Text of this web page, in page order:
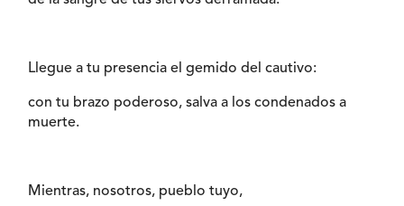
Llegue a tu presencia el gemido del cautivo:
con tu brazo poderoso, salva a los condenados a
muerte.
Mientras, nosotros, pueblo tuyo,